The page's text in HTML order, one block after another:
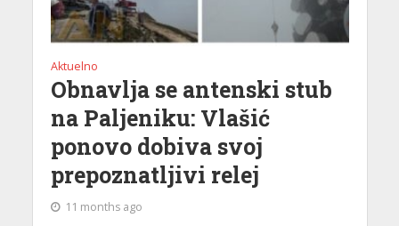
Aktuelno
Obnavlja se antenski stub
na Paljeniku: Vlašić
ponovo dobiva svoj
prepoznatljivi relej
11 months ago